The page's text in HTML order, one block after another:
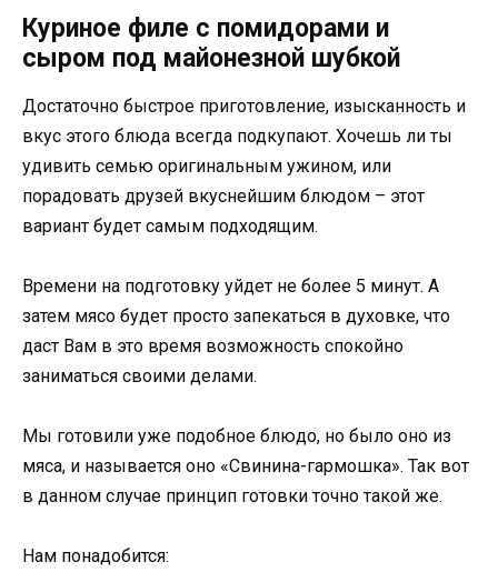
Куриное филе с помидорами и
сыром под майонезной шубкой
Достаточно быстрое приготовление, изысканность и
вкус этого блюда всегда подкупают. Хочешь ли ты
удивить семью оригинальным ужином, или
порадовать друзей вкуснейшим блюдом – этот
вариант будет самым подходящим.
Времени на подготовку уйдет не более 5 минут. А
затем мясо будет просто запекаться в духовке, что
даст Вам в это время возможность спокойно
заниматься своими делами.
Мы готовили уже подобное блюдо, но было оно из
мяса, и называется оно «Свинина-гармошка». Так вот
в данном случае принцип готовки точно такой же.
Нам понадобится: